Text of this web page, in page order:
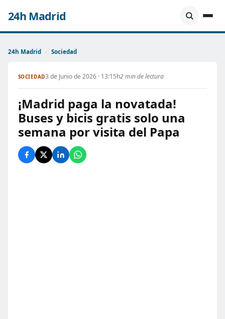
24h Madrid
24h Madrid › Sociedad
SOCIEDAD3 de Junio de 2026 · 13:15h2 min de lectura
¡Madrid paga la novatada!
Buses y bicis gratis solo una
semana por visita del Papa